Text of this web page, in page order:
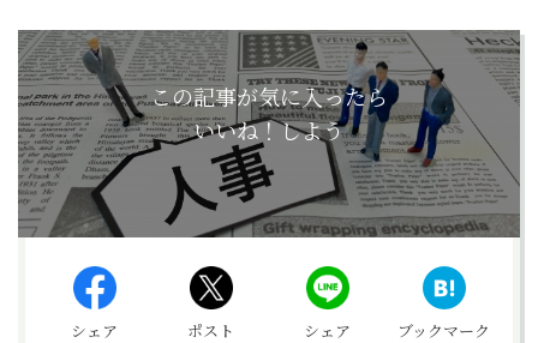
この記事が気に入ったら
いいね！しよう
シェア ポスト シェア ブックマーク